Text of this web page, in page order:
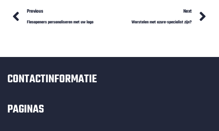
Prev
Previous
Flesopeners personaliseren met uw logo
Next
Worstelen met azure-specialist zijn?
CONTACTINFORMATIE
PAGINAS